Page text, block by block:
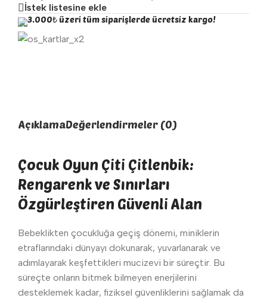
İstek listesine ekle
3.000₺ üzeri tüm siparişlerde ücretsiz kargo!
AçıklamaDeğerlendirmeler (0)
Çocuk Oyun Çiti Çitlenbik:
Rengarenk ve Sınırları
Özgürleştiren Güvenli Alan
Bebeklikten çocukluğa geçiş dönemi, miniklerin
etraflarındaki dünyayı dokunarak, yuvarlanarak ve
adımlayarak keşfettikleri mucizevi bir süreçtir. Bu
süreçte onların bitmek bilmeyen enerjilerini
desteklemek kadar, fiziksel güvenliklerini sağlamak da